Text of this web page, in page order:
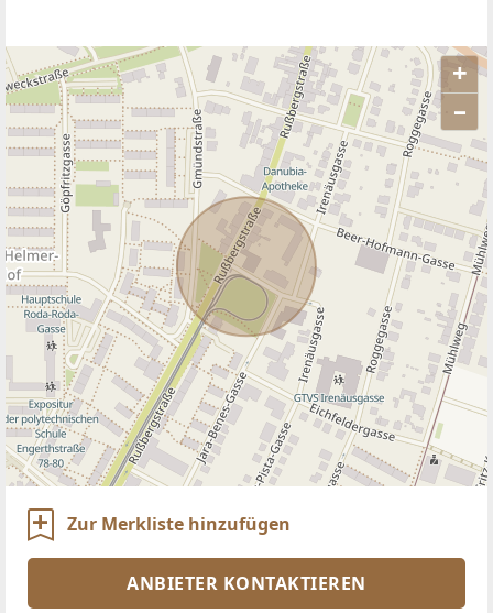
+
–
ANBIETER KONTAKTIEREN
Zur Merkliste hinzufügen
ANBIETER KONTAKTIEREN